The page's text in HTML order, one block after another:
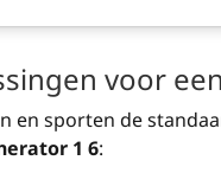
voor
en sporten de
1 6: